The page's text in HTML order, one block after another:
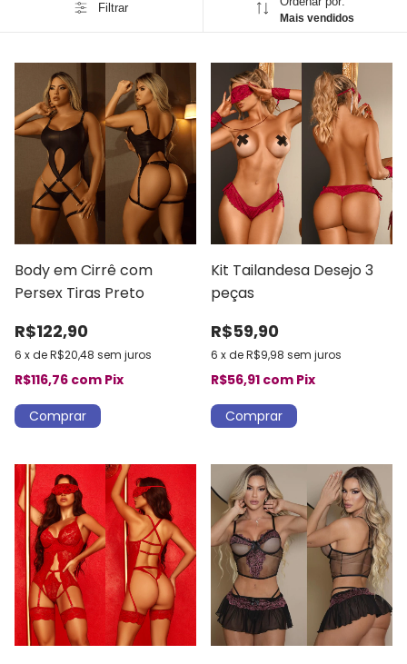
Filtrar
Mais vendidos
Body em Cirrê com
Persex Tiras Preto
R$122,90
6 xdeR$20,48 sem juros
R$116,76 com Pix
Comprar
Kit Tailandesa Desejo 3
peças
R$59,90
6 xdeR$9,98 sem juros
R$56,91 com Pix